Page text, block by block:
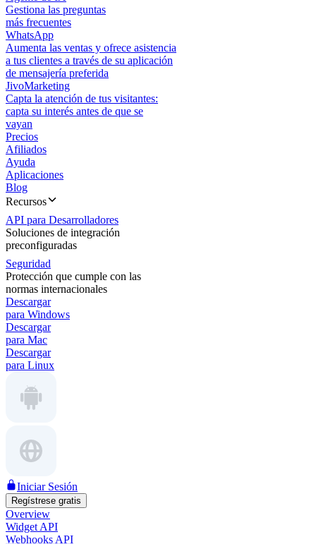
Gestiona las preguntas
más frecuentes
WhatsApp
Aumenta las ventas y ofrece asistencia
a tus clientes a través de su aplicación
de mensajería preferida
JivoMarketing
Capta la atención de tus visitantes:
capta su interés antes de que se
vayan
Precios
Afiliados
Ayuda
Aplicaciones
Blog
Recursos
API para Desarrolladores
Soluciones de integración
preconfiguradas
Seguridad
Protección que cumple con las
normas internacionales
Descargar
para Windows
Descargar
para Mac
Descargar
para Linux
Iniciar Sesión
Regístrese gratis
Overview
Widget API
Webhooks API